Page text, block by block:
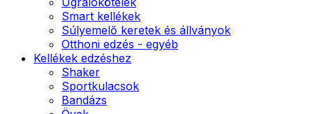
Smart kellékek
Súlyemelő keretek és állványok
Otthoni edzés - egyéb
Kellékek edzéshez
Shaker
Sportkulacsok
Bandázs